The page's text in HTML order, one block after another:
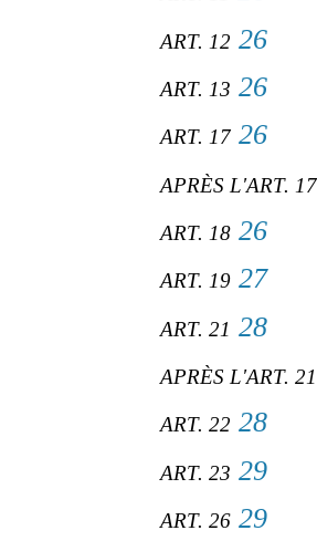
ART. 12 26
ART. 13 26
ART. 17 26
APRÈS L'ART. 17
ART. 18 26
ART. 19 27
ART. 21 28
APRÈS L'ART. 21
ART. 22 28
ART. 23 29
ART. 26 29